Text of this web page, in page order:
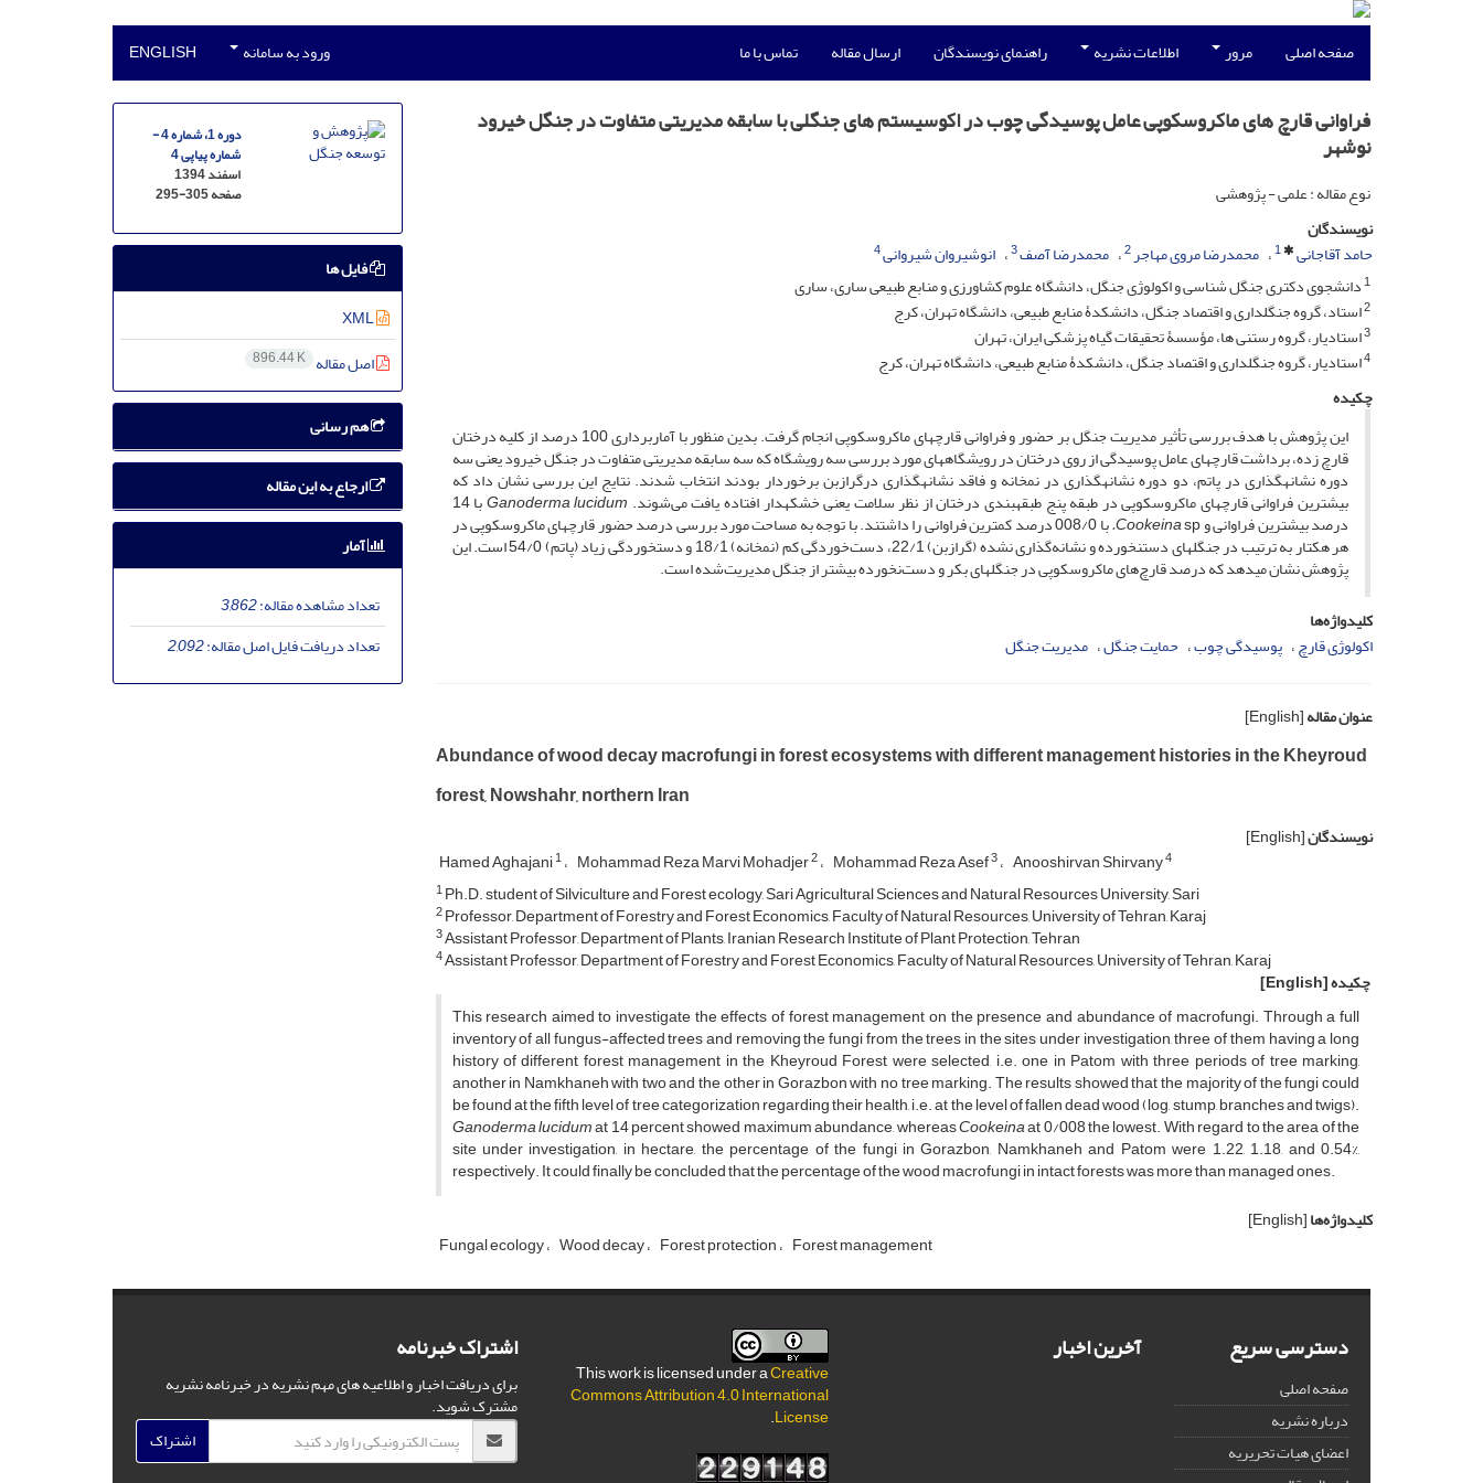
صفحه اصلی مرور اطلاعات نشریه راهنمای نویسندگان ارسال مقاله تماس با ما ورود به سامانه ENGLISH
فراوانی قارچ های ماکروسکوپی عامل پوسیدگی چوب در اکوسیستم های جنگلی با سابقه مدیریتی متفاوت در جنگل خیرود
نوشهر
نوع مقاله : علمی - پژوهشی
نویسندگان
حامد آقاجانی
1 محمدرضا مروی مهاجر2 محمدرضا آصف3 انوشیروان شیروانی4
1دانشجوی دکتری جنگل شناسی و اکولوژی جنگل، دانشگاه علوم کشاورزی و منابع طبیعی ساری، ساری
2استاد، گروه جنگلداری و اقتصاد جنگل، دانشکدۀ منابع طبیعی، دانشگاه تهران، کرج
3استادیار، گروه رستنی ها، مؤسسۀ تحقیقات گیاه پزشکی ایران، تهران
4استادیار، گروه جنگلداری و اقتصاد جنگل، دانشکدۀ منابع طبیعی، دانشگاه تهران، کرج
چکیده
این پژوهش با هدف بررسی تأثیر مدیریت جنگل بر حضور و فراوانی قارچ­های ماکروسکوپی انجام گرفت. بدین منظور با آماربرداری 100 درصد از کلیه درختان
قارچ زده، برداشت قارچ­های عامل پوسیدگی از روی درختان در رویشگاه­های مورد بررسی سه رویشگاه که سه سابقه مدیریتی متفاوت در جنگل خیرود یعنی سه
دوره نشانه­گذاری در پاتم، دو دوره نشانه­گذاری در نم­خانه و فاقد نشانه­گذاری درگرازبن برخوردار بودند انتخاب شدند. نتایج این بررسی نشان داد که
بیشترین فراوانی قارچ­های ماکروسکوپی در طبقه پنج طبقه­بندی درختان از نظر سلامت یعنی خشکه­دار افتاده یافت می‌شوند. Ganoderma lucidum با 14
درصد بیشترین فراوانی و Cookeinasp
. با 008/0 درصد کمترین فراوانی را داشتند. با توجه به مساحت مورد بررسی درصد حضور قارچ­های ماکروسکوپی در
هر هکتار به ترتیب در جنگل­های دست­نخورده و نشانه‌گذاری نشده (گرازبن) 22/1، دست‌خوردگی کم (نم­خانه) 18/1 و دست­خوردگی زیاد (پاتم) 54/0 است. این
پژوهش نشان می­دهد که درصد قارچ‌های ماکروسکوپی در جنگل­های بکر و دست‌نخورده بیشتر از جنگل مدیریت‌شده است.
کلیدواژه‌ها
اکولوژی قارچ پوسیدگی چوب حمایت جنگل مدیریت جنگل
عنوان مقاله[English]
Abundance of wood decay macrofungi in forest ecosystems with different management histories in the Kheyroud
forest, Nowshahr, northern Iran
نویسندگان[English]
Hamed Aghajani1 Mohammad Reza Marvi Mohadjer2 Mohammad Reza Asef3 Anooshirvan Shirvany4
1Ph.D. student of Silviculture and Forest ecology, Sari Agricultural Sciences and Natural Resources University, Sari
2Professor, Department of Forestry and Forest Economics, Faculty of Natural Resources, University of Tehran, Karaj
3Assistant Professor, Department of Plants, Iranian Research Institute of Plant Protection, Tehran
4Assistant Professor, Department of Forestry and Forest Economics, Faculty of Natural Resources, University of Tehran, Karaj
چکیده[English]
This research aimed to investigate the effects of forest management on the presence and abundance of macrofungi. Through a full
inventory of all fungus-affected trees and removing the fungi from the trees in the sites under investigation, three of them having a long
history of different forest management in the Kheyroud Forest were selected, i.e. one in Patom with three periods of tree marking,
another in Namkhaneh with two and the other in Gorazbon with no tree marking. The results showed that the majority of the fungi could
be found at the fifth level of tree categorization regarding their health, i.e. at the level of fallen dead wood (log, stump, branches and twigs).
Ganoderma lucidumat 14 percent showed maximum abundance, whereasCookeinaat 0/008 the lowest. With regard to the area of the
site under investigation, in hectare, the percentage of the fungi in Gorazbon, Namkhaneh and Patom were 1.22, 1.18, and 0.54%,
respectively. It could finally be concluded that the percentage of the wood macrofungi in intact forests was more than managed ones.
کلیدواژه‌ها[English]
Fungal ecology Wood decay Forest protection Forest management
دوره 1، شماره 4 -
شماره پیاپی 4
اسفند 1394
صفحه295-305
فایل ها
XML
اصل مقاله 896.44 K
هم رسانی
ارجاع به این مقاله
آمار
تعداد مشاهده مقاله:3,862
تعداد دریافت فایل اصل مقاله:2,092
دسترسی سریع
صفحه اصلی
درباره نشریه
اعضای هیات تحریریه
آخرین اخبار
This work is licensed under aCreative
Commons Attribution 4.0 International
License
.
اشتراک خبرنامه
برای دریافت اخبار و اطلاعیه های مهم نشریه در خبرنامه نشریه
مشترک شوید.
اشتراک